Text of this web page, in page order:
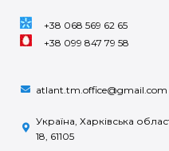
+38 068 569 62 65
+38 099 847 79 58
atlant.tm.office@gmail.com
Україна, Харківська
18, 61105